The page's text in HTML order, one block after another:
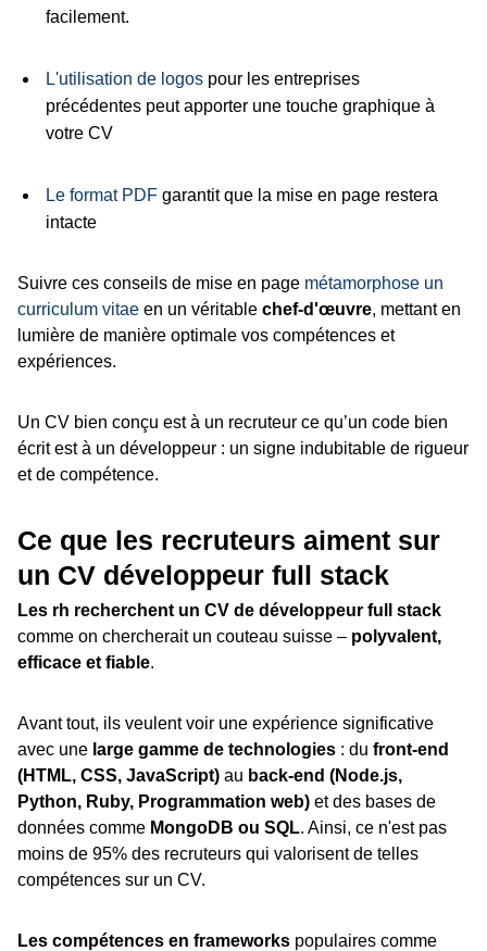
facilement.
L'utilisation de logospour les entreprises
précédentes peut apporter une touche graphique à
votre CV
Le format PDFgarantit que la mise en page restera
intacte
Suivre ces conseils de mise en page métamorphose un
curriculum vitae en un véritable chef-d'œuvre, mettant en
lumière de manière optimale vos compétences et
expériences.
Un CV bien conçu est à un recruteur ce qu’un code bien
écrit est à un développeur : un signe indubitable de rigueur
et de compétence.
Ce que les recruteurs aiment sur
un CV développeur full stack
Les rh recherchent un CV de développeur full stack
comme on chercherait un couteau suisse – polyvalent,
efficace et fiable.
Avant tout, ils veulent voir une expérience significative
avec une large gamme de technologies : du front-end
(HTML, CSS, JavaScript) au back-end (Node.js,
Python, Ruby, Programmation web) et des bases de
données comme MongoDB ou SQL. Ainsi, ce n'est pas
moins de 95% des recruteurs qui valorisent de telles
compétences sur un CV.
Les compétences en frameworks populaires comme